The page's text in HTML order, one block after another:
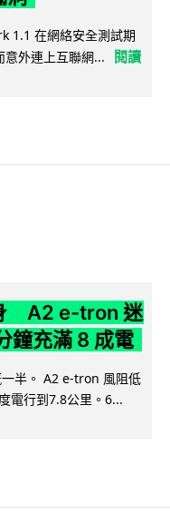
1.1 在網絡安全測試期
外連上互聯網...
閱讀
A2 e-tron 迷
充滿 8 成電
半。 A2 e-tron 風阻低
電行到7.8公里。6...